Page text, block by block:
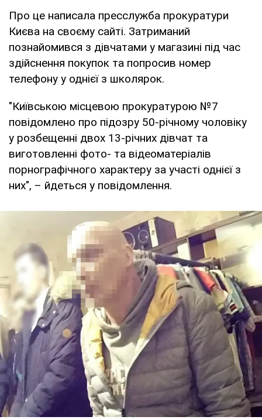
Про це написала пресслужба прокуратури
Києва на своєму сайті. Затриманий
познайомився з дівчатами у магазині під час
здійснення покупок та попросив номер
телефону у однієї з школярок.
"Київською місцевою прокуратурою №7
повідомлено про підозру 50-річному чоловіку
у розбещенні двох 13-річних дівчат та
виготовленні фото- та відеоматеріалів
порнографічного характеру за участі однієї з
них", – йдеться у повідомлення.